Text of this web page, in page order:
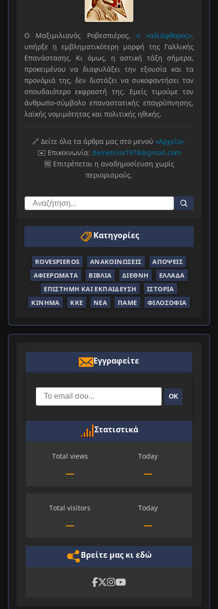
Ο Μαξιμιλιανός Ροβεσπιέρος, ο «αδιάφθορος»,
υπήρξε η εμβληματικότερη μορφή της Γαλλικής
Επανάστασης. Κι όμως, η αστική τάξη σήμερα,
προκειμένου να διαφυλάξει την εξουσία και τα
προνόμιά της, δεν διστάζει να συκοφαντήσει τον
σπουδαιότερο εκφραστή της. Εμείς τιμούμε τον
άνθρωπο-σύμβολο επαναστατικής επαγρύπνησης,
λαϊκής νομιμότητας και πολιτικής ηθικής.
🔗 Δείτε όλα τα άρθρα μας στο μενού «Αρχείο».
✉️ Επικοινωνία: demetriox1974@gmail.com
🆓 Επιτρέπεται η αναδημοσίευση χωρίς
περιορισμούς.
Κατηγορίες
ROVESPIEROS ΑΝΑΚΟΙΝΏΣΕΙΣ
ΑΠΌΨΕΙΣ
ΑΦΙΕΡΏΜΑΤΑ
ΒΙΒΛΊΑ ΔΙΕΘΝΉ
ΕΛΛΆΔΑ
ΕΠΙΣΤΉΜΗ ΚΑΙ ΕΚΠΑΊΔΕΥΣΗ
ΙΣΤΟΡΊΑ
ΚΊΝΗΜΑ
ΚΚΕ ΝΈΑ ΠΑΜΕ ΦΙΛΟΣΟΦΊΑ
Εγγραφείτε
ΟΚ
Στατιστικά
Total views
—
Today
—
Total visitors
—
Today
—
Βρείτε μας κι εδώ